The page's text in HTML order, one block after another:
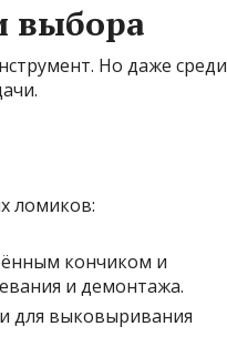
выбора
Но даже среди
ломиков:
кончиком и
и демонтажа.
для выковыривания